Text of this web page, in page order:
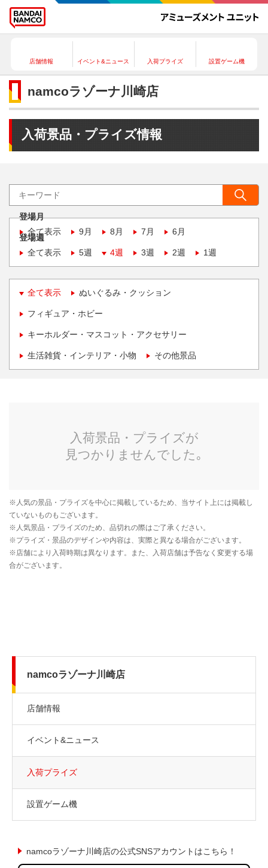
店舗情報 イベント&ニュース 入荷プライズ 設置ゲーム機
namcoラゾーナ川崎店
入荷景品・プライズ情報
登場月
全て表示
9月 8月 7月 6月
登場週
全て表示
5週 4週 3週 2週 1週
全て表示 ぬいぐるみ・クッション
フィギュア・ホビー
キーホルダー・マスコット・アクセサリー
生活雑貨・インテリア・小物 その他景品
namcoラゾーナ川崎店
店舗情報
イベント&ニュース
入荷プライズ
設置ゲーム機
namcoラゾーナ川崎店の公式SNSアカウントはこちら！